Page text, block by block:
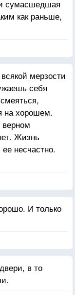
сумасшедшая
как раньше,
мерзости
себя
на хорошем.
Жизнь
несчастно.
- сама
И только
в то